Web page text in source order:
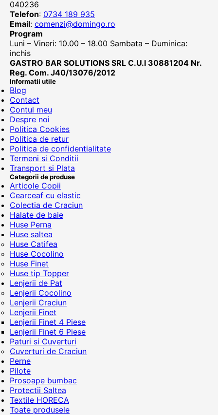
040236
Telefon: 0734 189 935
Email: comenzi@domingo.ro
Program
Luni – Vineri: 10.00 – 18.00 Sambata – Duminica:
inchis
GASTRO BAR SOLUTIONS SRL C.U.I 30881204 Nr.
Reg. Com. J40/13076/2012
Informatii utile
Blog
Contact
Contul meu
Despre noi
Politica Cookies
Politica de retur
Politica de confidentialitate
Termeni si Conditii
Transport si Plata
Categorii de produse
Articole Copii
Cearceaf cu elastic
Colectia de Craciun
Halate de baie
Huse Perna
Huse saltea
Huse Catifea
Huse Cocolino
Huse Finet
Huse tip Topper
Lenjerii de Pat
Lenjerii Cocolino
Lenjerii Craciun
Lenjerii Finet
Lenjerii Finet 4 Piese
Lenjerii Finet 6 Piese
Paturi si Cuverturi
Cuverturi de Craciun
Perne
Pilote
Prosoape bumbac
Protectii Saltea
Textile HORECA
Toate produsele